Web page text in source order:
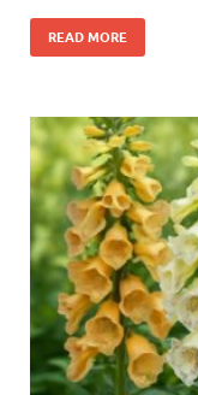
READ MORE